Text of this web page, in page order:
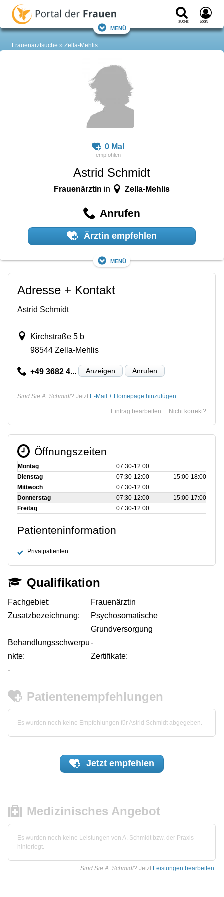
Suche Login
Menü
Frauenarztsuche Zella-Mehlis
0 Mal
Astrid Schmidt
Frauenärztin in Zella-Mehlis
Anrufen
Ärztin empfehlen
Menü
Adresse + Kontakt
Astrid Schmidt
Kirchstraße 5 b
98544 Zella-Mehlis
+49 3682 4... Anzeigen Anrufen
Sind Sie A. Schmidt? Jetzt E-Mail + Homepage hinzufügen
Nicht korrekt?
Eintrag bearbeiten
Öffnungszeiten
Montag
07:30‑12:00
Dienstag
07:30‑12:00
15:00‑18:00
Mittwoch
07:30‑12:00
Donnerstag
07:30‑12:00
15:00‑17:00
Freitag
07:30‑12:00
Patienteninformation
Privatpatienten
Qualifikation
Fachgebiet:
Frauenärztin
Zusatzbezeichnung:
Psychosomatische
Grundversorgung
Behandlungsschwerpu
nkte:
-
Zertifikate:
-
Patientenempfehlungen
Es wurden noch keine Empfehlungen für Astrid Schmidt abgegeben.
Jetzt empfehlen
Medizinisches Angebot
Es wurden noch keine Leistungen von A. Schmidt bzw. der Praxis
hinterlegt.
Sind Sie A. Schmidt? Jetzt Leistungen bearbeiten.